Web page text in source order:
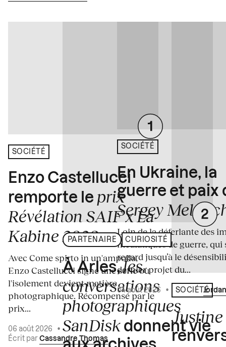
SOCIÉTÉ
Enzo Castellucci
remporte le prix
Révélation SAIF x La
Kabine 2026
Avec Come spirto in un'ampolla,
Enzo Castellucci signe une série où
l'isolement devient matière
photographique. Récompensé par le
prix...
06 août 2026
•
Écrit par Cassandre Thomas
PARTENAIRE CURIOSITÉ
À Arles,les
conversations
photographiques
SanDisk donnent vie
SOCIÉTÉ
En Ukraine, la
guerre et paix
Sergey
Loin de la déferlante des
médiatiques de guerre, qui
regard jusqu’à le
dernier projet du...
04 août 2026 • Écrit par
SOCIÉTÉ